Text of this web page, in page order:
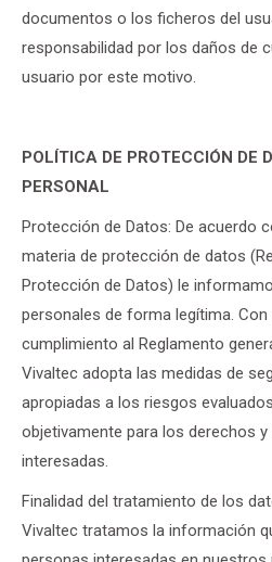
documentos o los ficheros del
responsabilidad por los daños de
usuario por este motivo.
POLÍTICA DE PROTECCIÓN DE
PERSONAL
Protección de Datos: De acuerdo
materia de protección de datos
Protección de Datos) le
personales de forma legítima.
cumplimiento al Reglamento
Vivaltec adopta las medidas de
apropiadas a los riesgos
objetivamente para los derechos
interesadas.
Finalidad del tratamiento de los
Vivaltec tratamos la información